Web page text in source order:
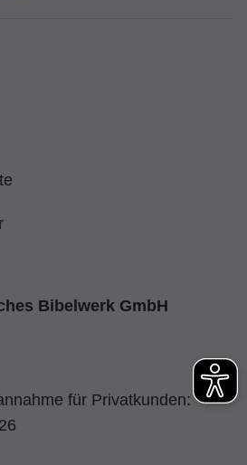
Bibelwerk GmbH
für Privatkunden: